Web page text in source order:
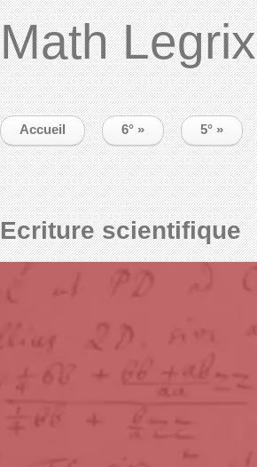
Math Legrix
Accueil 6° » 5° »
Ecriture scientifique